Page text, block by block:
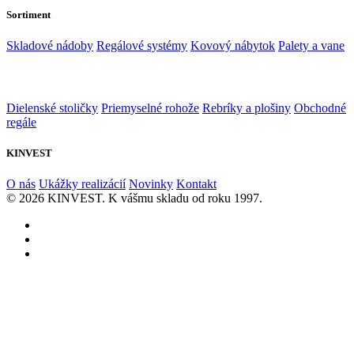
Sortiment
Skladové nádoby Regálové systémy Kovový nábytok Palety a vane
Dielenské stoličky Priemyselné rohože Rebríky a plošiny Obchodné
regále
KINVEST
O nás Ukážky realizácií Novinky Kontakt
© 2026 KINVEST. K vášmu skladu od roku 1997.